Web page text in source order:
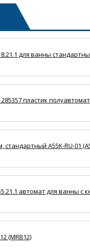
для ванны
пластик
A55K-RU-01
автомат для ванны с
(MRB12)